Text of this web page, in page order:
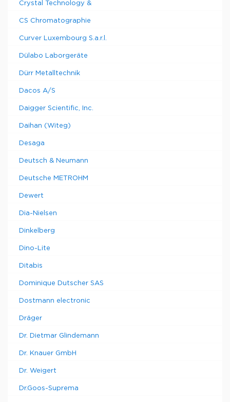
Crystal Technology &
CS Chromatographie
Curver Luxembourg S.a.r.l.
Dülabo Laborgeräte
Dürr Metalltechnik
Dacos A/S
Daigger Scientific, Inc.
Daihan (Witeg)
Desaga
Deutsch & Neumann
Deutsche METROHM
Dewert
Dia-Nielsen
Dinkelberg
Dino-Lite
Ditabis
Dominique Dutscher SAS
Dostmann electronic
Dräger
Dr. Dietmar Glindemann
Dr. Knauer GmbH
Dr. Weigert
Dr.Goos-Suprema